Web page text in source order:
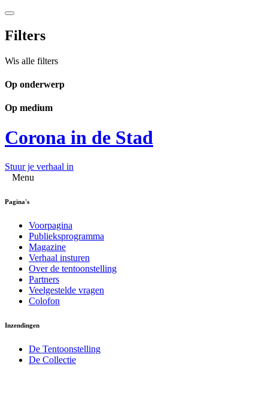
Filters
Wis alle filters
Op onderwerp
Op medium
Corona in de Stad
Stuur je verhaal in
Menu
Pagina's
Voorpagina
Publieksprogramma
Magazine
Verhaal insturen
Over de tentoonstelling
Partners
Veelgestelde vragen
Colofon
Inzendingen
De Tentoonstelling
De Collectie